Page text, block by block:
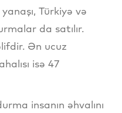
Türkiyə və
da satılır.
Ən ucuz
isə 47
insanın əhvalını